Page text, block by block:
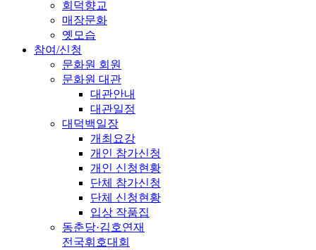
회덕향교
매장문화
옛모습
참여/신청
문화원 회원
문화원 대관
대관안내
대관일정
대덕백일장
개최요강
개인 참가신청
개인 신청현황
단체 참가신청
단체 신청현황
입상 작품집
동춘당·김호연재
전국휘호대회